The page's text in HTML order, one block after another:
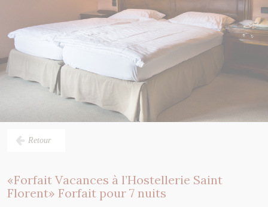
Tourisme
Retour
«Forfait Vacances à l’Hostellerie Saint
Florent» Forfait pour 7 nuits